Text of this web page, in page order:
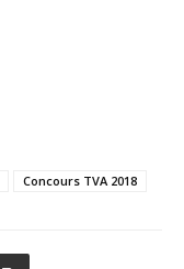
Concours TVA 2018